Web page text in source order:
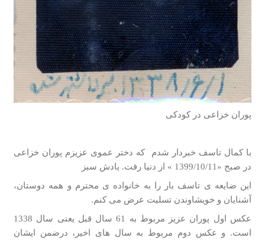
پوران خزاعی در کودکی
با کمال تاسف خبردار شدم که دختر عموی عزیزم پوران خزاعی
در صبح «1399/10/11 » از دنیا رفت. یادش سبز
این ضایعه ی تاسف بار را به خانواده ی محترم و همه دوستان،
آشنایان و خویشاوندن تسلیت عرض می کنم.
عکس اول پوران عزیز مربوط به 61 سال قبل یعنی سال 1338
است. و عکس دوم مربوط به سال های اخیر، درضمن ایشان